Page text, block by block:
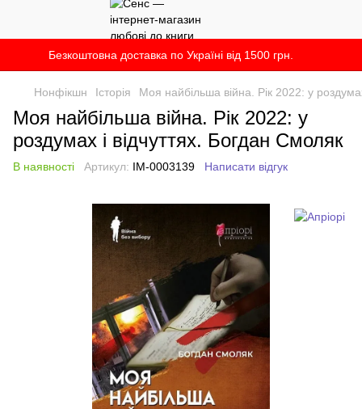
Безкоштовна доставка по Україні від 1500 грн.
Нонфікшн Історія Моя найбільша війна. Рік 2022: у
Моя найбільша війна. Рік 2022: у
роздумах і відчуттях. Богдан Смоляк
В наявності Артикул: IM-0003139 Написати відгук